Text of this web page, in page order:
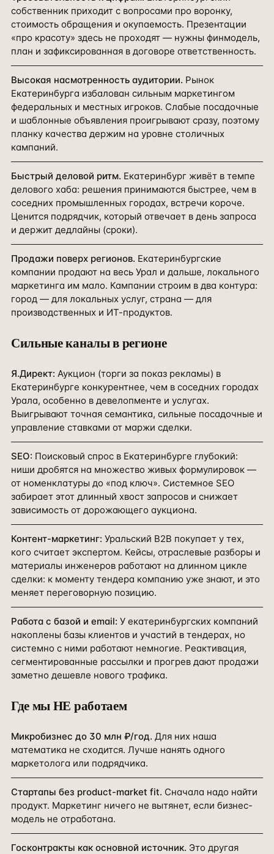
собственник приходит с вопросами про воронку,
стоимость обращения и окупаемость. Презентации
«про красоту» здесь не проходят — нужны финмодель,
план и зафиксированная в договоре ответственность.
Высокая насмотренность аудитории. Рынок
Екатеринбурга избалован сильным маркетингом
федеральных и местных игроков. Слабые посадочные
и шаблонные объявления проигрывают сразу, поэтому
планку качества держим на уровне столичных
кампаний.
Быстрый деловой ритм. Екатеринбург живёт в темпе
делового хаба: решения принимаются быстрее, чем в
соседних промышленных городах, встречи короче.
Ценится подрядчик, который отвечает в день запроса
и держит дедлайны (сроки).
Продажи поверх регионов. Екатеринбургские
компании продают на весь Урал и дальше, локального
маркетинга им мало. Кампании строим в два контура:
город — для локальных услуг, страна — для
производственных и ИТ-продуктов.
Сильные каналы врегионе
Я.Директ: Аукцион (торги за показ рекламы) в
Екатеринбурге конкурентнее, чем в соседних городах
Урала, особенно в девелопменте и услугах.
Выигрывают точная семантика, сильные посадочные и
управление ставками от маржи сделки.
SEO: Поисковый спрос в Екатеринбурге глубокий:
ниши дробятся на множество живых формулировок —
от номенклатуры до «под ключ». Системное SEO
забирает этот длинный хвост запросов и снижает
зависимость от дорожающего аукциона.
Контент-маркетинг: Уральский B2B покупает у тех,
кого считает экспертом. Кейсы, отраслевые разборы и
материалы инженеров работают на длинном цикле
сделки: к моменту тендера компанию уже знают, и это
меняет переговорную позицию.
Работа с базой и email: У екатеринбургских компаний
накоплены базы клиентов и участий в тендерах, но
системно с ними работают немногие. Реактивация,
сегментированные рассылки и прогрев дают продажи
заметно дешевле нового трафика.
Где мы НЕ работаем
Микробизнес до 30 млн ₽/год. Для них наша
математика не сходится. Лучше нанять одного
маркетолога или подрядчика.
Стартапы без product-market fit. Сначала надо найти
продукт. Маркетинг ничего не вытянет, если бизнес-
модель не отработана.
Госконтракты как основной источник. Это другая